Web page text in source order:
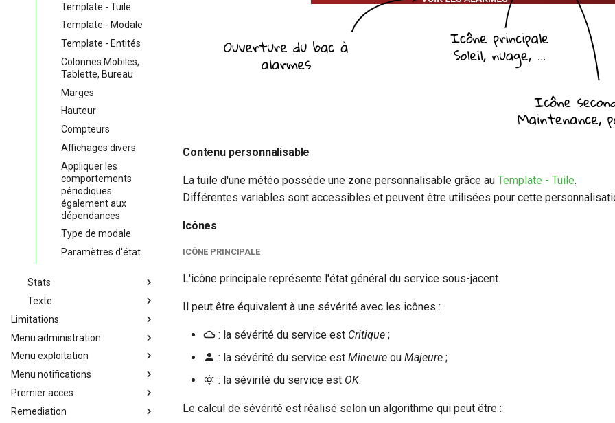
Template - Tuile
Template - Modale
Template - Entités
Colonnes Mobiles,
Tablette, Bureau
Marges
Hauteur
Compteurs
Affichages divers
Appliquer les
comportements
périodiques
également aux
dépendances
Type de modale
Paramètres d'état
Stats
Présentation du widget
stats
Utilisation du widget
Texte
Texte
Limitations
Limitations de Canopsis
Menu administration
Bilan de santé
Cartographie
Détection d'anomalies
Diffusion de messages
Menu exploitation
Comportements périodiques
Consignes
Filtres d'événements
Menu notifications
Notifications
Premier acces
Premier accès à Canopsis
Remediation
Contenu personnalisable
La tuile d'une météo possède une zone personnalisable grâce au Template - Tuile.
Différentes variables sont accessibles et peuvent être utilisées pour cette
Icônes
ICÔNE PRINCIPALE
L'icône principale représente l'état général du service sous-jacent.
Il peut être équivalent à une sévérité avec les icônes :
: la sévérité du service est Critique ;
: la sévérité du service est Mineure ou Majeure ;
: la sévirité du service est OK.
Le calcul de sévérité est réalisé selon un algorithme qui peut être :